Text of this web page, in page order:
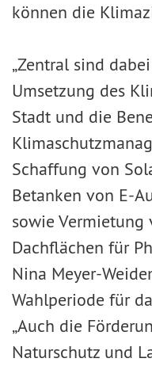
können die
„Zentral sind
Umsetzung des
Stadt und die
Schaffung von
Betanken von E-
sowie Vermietung
Dachflächen für
Nina Meyer-
Wahlperiode für
„Auch die
Naturschutz und